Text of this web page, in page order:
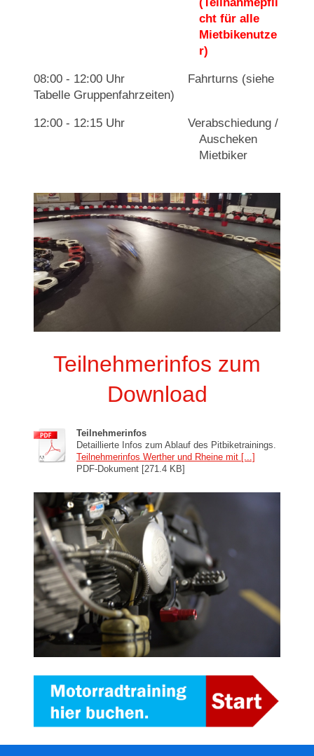
cht für alle
Mietbikenutze
r)
08:00 - 12:00 Uhr Fahrturns (siehe
Tabelle Gruppenfahrzeiten)
12:00 - 12:15 Uhr Verabschiedung /
Auscheken
Mietbiker
Teilnehmerinfos zum
Download
Teilnehmerinfos
Detaillierte Infos zum Ablauf des Pitbiketrainings.
Teilnehmerinfos Werther und Rheine mit [...]
PDF-Dokument [271.4 KB]